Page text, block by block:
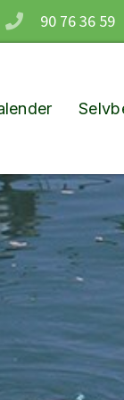
90 76 36 59